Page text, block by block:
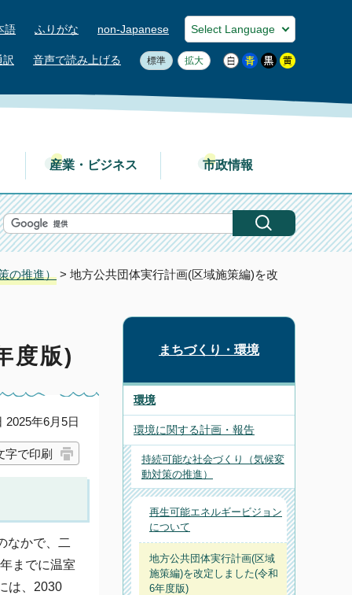
語 ふりがな non-Japanese
訳 音声で読み上げる 標準 拡大
産業・ビジネス 市政情報
の推進） > 地方公共団体実行計画(区域施策編)を改
度版)
年6月5日
字で印刷
なかで、二
までに温室
は、2030
まちづくり・環境
環境
環境に関する計画・報告
持続可能な社会づくり（気候変
動対策の推進）
再生可能エネルギービジョン
について
地方公共団体実行計画(区域
施策編)を改定しました(令和
6年度版)